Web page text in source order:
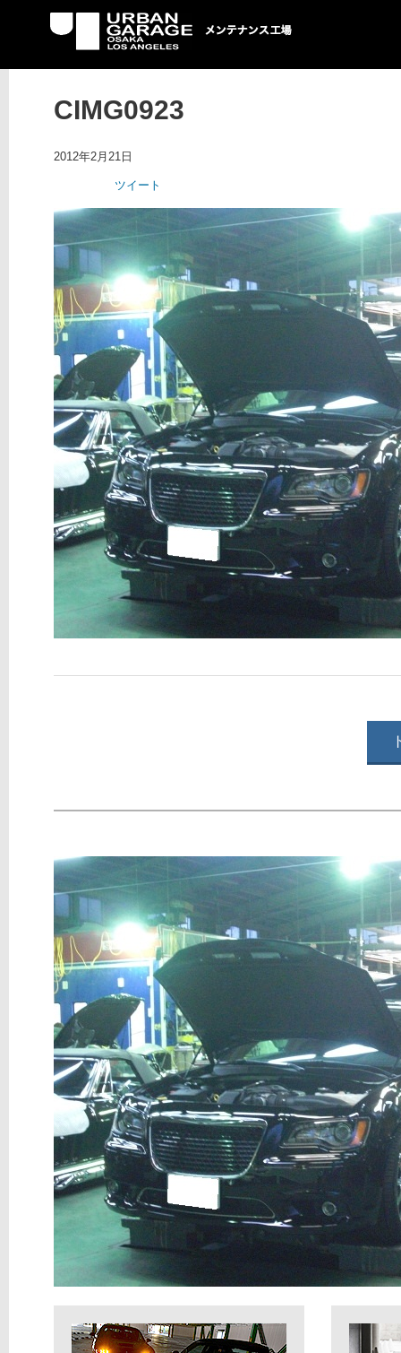
UG メンテナンス工場
CIMG0923
2012年2月21日
ツイート